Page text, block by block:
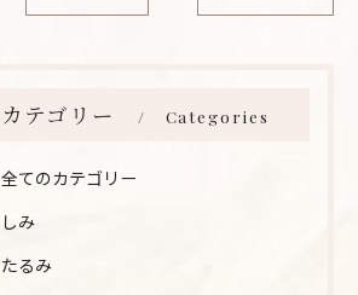
カテゴリー Categories
全てのカテゴリー
しみ
たるみ